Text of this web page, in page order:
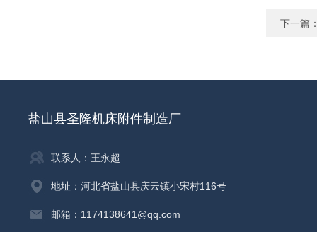
下一篇
盐山县圣隆机床附件制造厂
联系人：王永超
地址：河北省盐山县庆云镇小宋村116号
邮箱：1174138641@qq.com